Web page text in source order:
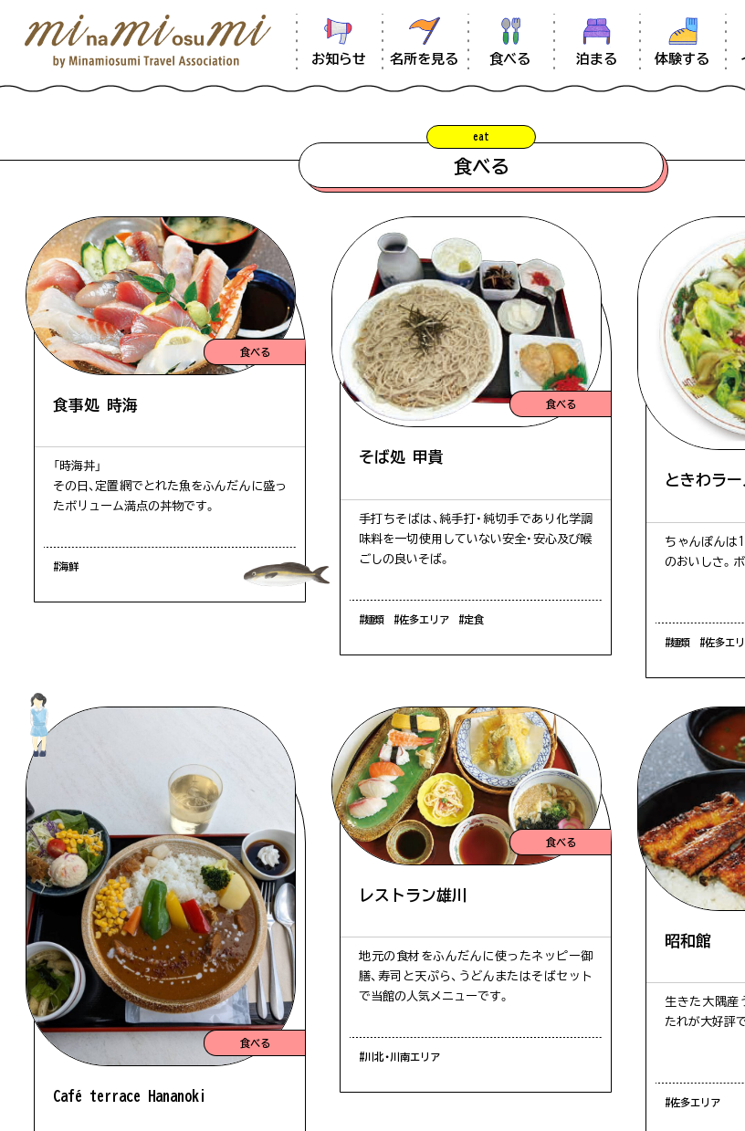
お知らせ
南大隅のあれこれ
ムービー
アクセス
パンフレット
#車椅子 #旬の味
#歴史・史跡 #コテージ
#川北・川南エリア
#海
#海水浴
#体験 #ツーリング
#夕日がきれい #バンガロー
#自然
#温泉 #神秘的
お知らせ 名所を見る 食べる 泊まる 体験する
混雑状況について
information
混雑状況は、観光シーズンなど特に混雑が予想される際に、スタッフが駐車場の混み具合を直接
をご提供できるよう努めておりますが、混雑状況は常に変化をしておりますので、あくまでも目
混雑情報の掲載はしておりません。
佐多岬
第1駐車場空あり
雄川の滝
第1駐車場空あり
食べる
eat
食べる
食事処 時海
「時海丼」
その日、定置網でとれた魚をふんだんに盛っ
たボリューム満点の丼物です。
#海鮮
食べる
そば処 甲貴
手打ちそばは、純手打・純切手であり化学調
味料を一切使用していない安全・安心及び喉
ごしの良いそば。
#麺類 #佐多エリア #定食
ときわラ
ちゃんぽんは
のおいしさ。
#麺類 #佐多エ
食べる
Café terrace Hananoki
食べる
レストラン雄川
地元の食材をふんだんに使ったネッピー御
膳、寿司と天ぷら、うどんまたはそばセット
で当館の人気メニューです。
#川北・川南エリア
昭和館
生きた大隅産
たれが大好評で
#佐多エリア